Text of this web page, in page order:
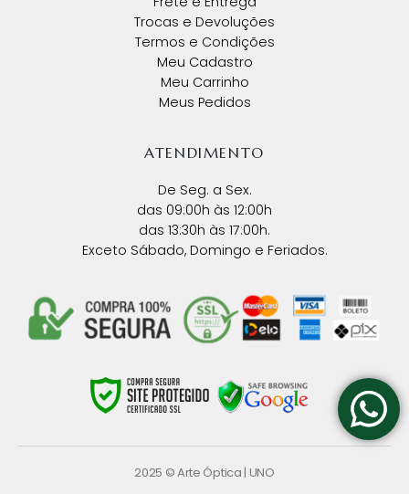
Trocas e Devoluções
Termos e Condições
Meu Cadastro
Meu Carrinho
Meus Pedidos
ATENDIMENTO
De Seg. a Sex.
das 09:00h às 12:00h
das 13:30h às 17:00h.
Exceto Sábado, Domingo e Feriados.
2025 © Arte Óptica | UNO